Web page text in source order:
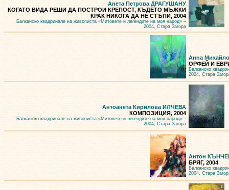
Анета Петрова ДРАГУШАНУ
КОГАТО ВИДА РЕШИ ДА ПОСТРОИ КРЕПОСТ, КЪДЕТО МЪЖКИ
КРАК НИКОГА ДА НЕ СТЪПИ, 2004
Балканско квадринале на живописта «Митовете и легендите на моя народ» –
2004, Стара Загора
Анна
ОРФЕЙ И
Балканско
2004, Стара
Антоанета Кирилова ИЛЧЕВА
КОМПОЗИЦИЯ, 2004
Балканско квадринале на живописта «Митовете и легендите на моя народ» –
2004, Стара Загора
Антон
БРЯГ, 2004
Балканско
2004, Стара